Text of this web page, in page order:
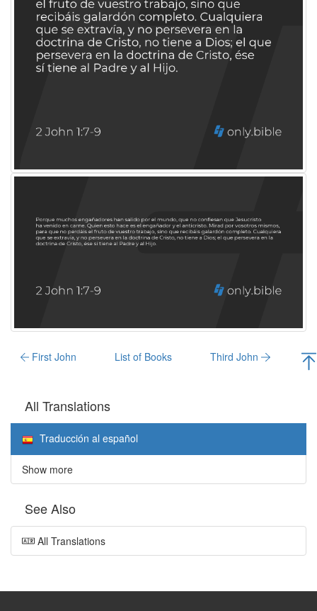
First John List of Books Third John
All Translations
Traducción al español
Show more
See Also
All Translations